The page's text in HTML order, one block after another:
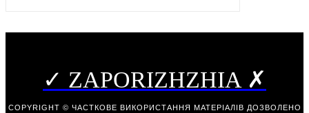
✓ ZAPORIZHZHIA ✗
COPYRIGHT © ЧАСТКОВЕ ВИКОРИСТАННЯ МАТЕРІАЛІВ ДОЗВОЛЕНО